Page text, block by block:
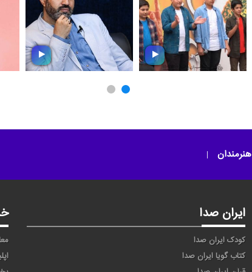
هنرمندان
ایران صدا
کودک ایران صدا
کتاب گویا ایران صدا